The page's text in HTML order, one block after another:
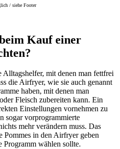
/ siehe Footer
Kauf einer
mit denen man fettfrei
die Airfryer, wie sie auch genannt
haben, mit denen man
Fleisch zubereiten kann. Ein
Einstellungen vornehmen zu
sogar vorprogrammierte
mehr verändern muss. Das
Pommes in den Airfryer geben
Programm wählen sollte.